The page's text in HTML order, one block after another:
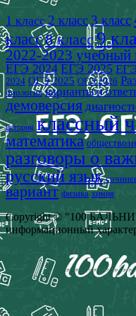
1 класс 2 класс 3 класс
класс8 класс9
2022-2023 учебный
ЕГЭ 2024 ЕГЭ 2025
2024 ОГЭ 2025 ОГЭ 2026
биология варианты и
демоверсия
история классный
математика
разговоры о
русский язык
вариант физика химия
Copyright © "100
информационный